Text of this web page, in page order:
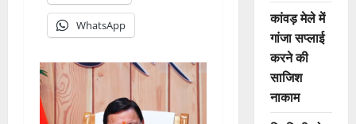
WhatsApp
कांवड़ मेले में
गांजा सप्लाई
करने की
साजिश
नाकाम